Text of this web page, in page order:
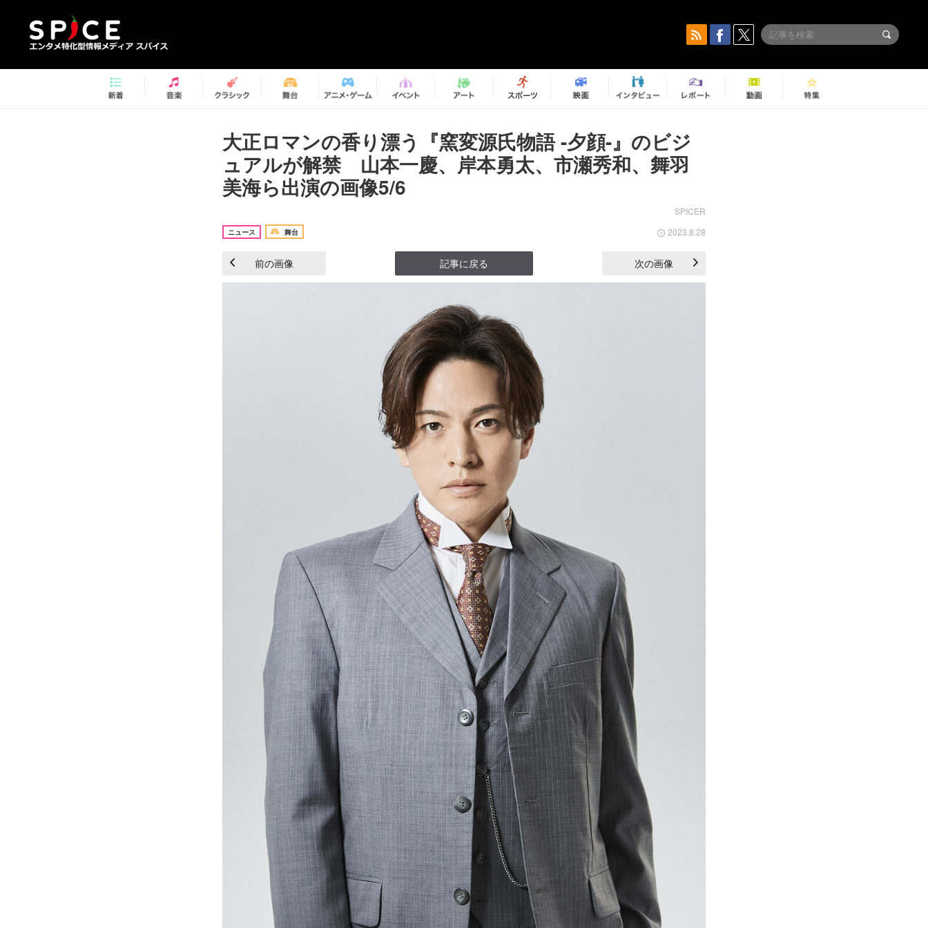
大正ロマンの香り漂う『窯変源氏物語 -夕顔-』のビジ
ュアルが解禁 山本一慶、岸本勇太、市瀬秀和、舞羽
美海ら出演の画像5/6
SPICER
ニュース 舞台 2023.8.28
前の画像 記事に戻る 次の画像